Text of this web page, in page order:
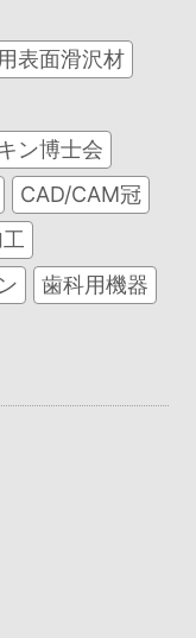
表面滑沢材
ン博士会
CAD/CAM冠
歯科用機器